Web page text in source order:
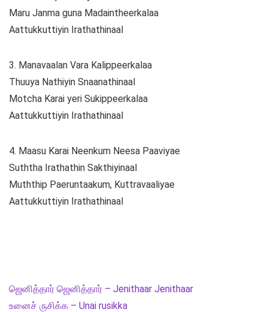
Maru Janma guna Madaintheerkalaa
Aattukkuttiyin Irathathinaal
3. Manavaalan Vara Kalippeerkalaa
Thuuya Nathiyin Snaanathinaal
Motcha Karai yeri Sukippeerkalaa
Aattukkuttiyin Irathathinaal
4. Maasu Karai Neenkum Neesa Paaviyae
Suththa Irathathin Sakthiyinaal
Muththip Paeruntaakum, Kuttravaaliyae
Aattukkuttiyin Irathathinaal
ஜெனித்தார் ஜெனித்தார் – Jenithaar Jenithaar
உனைச் ருசிக்க – Unai rusikka